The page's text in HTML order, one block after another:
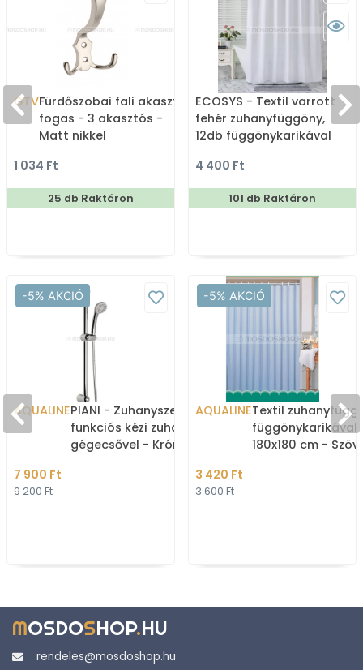
GTVFürdőszobai fali akasztó,
fogas - 3 akasztós -
Matt nikkel
1 034 Ft
25 db Raktáron
ECOSYS - Textil varrott
fehér zuhanyfüggöny,
12db függönykarikával
4 400 Ft
101 db Raktáron
-5% AKCIÓ
AQUALINEPIANI - Zuhanyszett, 1
funkciós kézi zuhannyal,
gégecsővel - Króm
7 900 Ft
9 200 Ft
-5% AKCIÓ
AQUALINETextil
függönykarikával
180x180 cm -
3 420 Ft
3 600 Ft
MOSDOSHOP.HU
rendeles@mosdoshop.hu